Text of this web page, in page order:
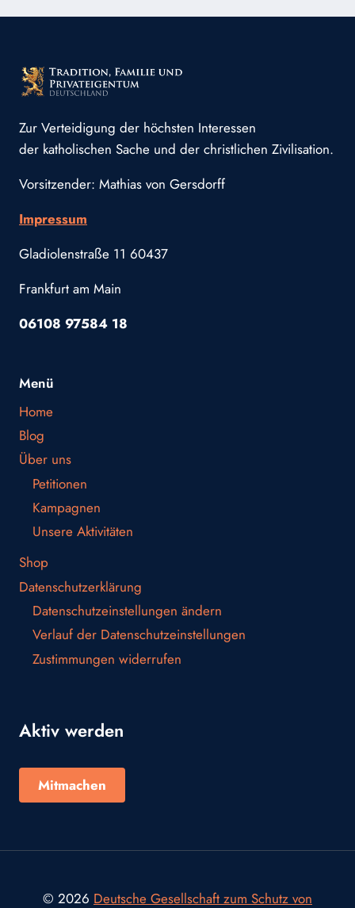
DES
ROSENKRANZES.
Zur Verteidigung der höchsten Interessen
der katholischen Sache und der christlichen Zivilisation.
Vorsitzender: Mathias von Gersdorff
Impressum
Gladiolenstraße 11 60437
Frankfurt am Main
06108 97584 18
Menü
Home
Blog
Über uns
Petitionen
Kampagnen
Unsere Aktivitäten
Shop
Datenschutzerklärung
Datenschutzeinstellungen ändern
Verlauf der Datenschutzeinstellungen
Zustimmungen widerrufen
Aktiv werden
Mitmachen
© 2026 Deutsche Gesellschaft zum Schutz von